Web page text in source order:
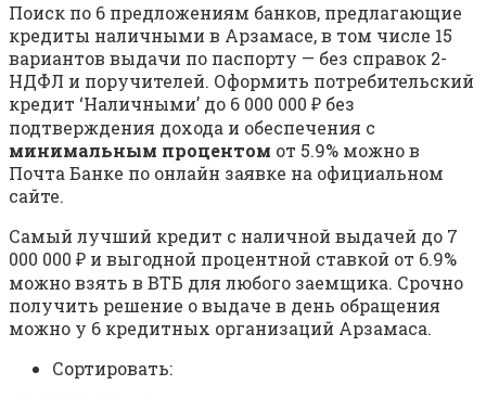
Поиск по 6 предложениям банков, предлагающие
кредиты наличными в Арзамасе, в том числе 15
вариантов выдачи по паспорту — без справок 2-
НДФЛ и поручителей. Оформить потребительский
кредит ‘Наличными’ до 6 000 000 ₽ без
подтверждения дохода и обеспечения с
минимальным процентом от 5.9% можно в
Почта Банке по онлайн заявке на официальном
сайте.
Самый лучший кредит с наличной выдачей до 7
000 000 ₽ и выгодной процентной ставкой от 6.9%
можно взять в ВТБ для любого заемщика. Срочно
получить решение о выдаче в день обращения
можно у 6 кредитных организаций Арзамаса.
Сортировать: